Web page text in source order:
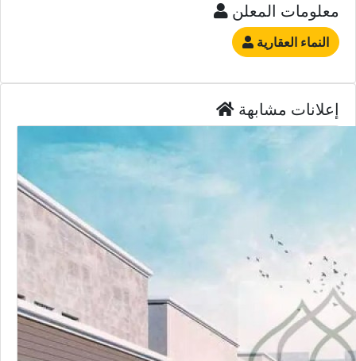
معلومات المعلن
النماء العقارية
إعلانات مشابهة